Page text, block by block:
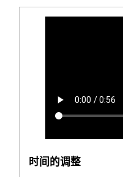
时间的调整